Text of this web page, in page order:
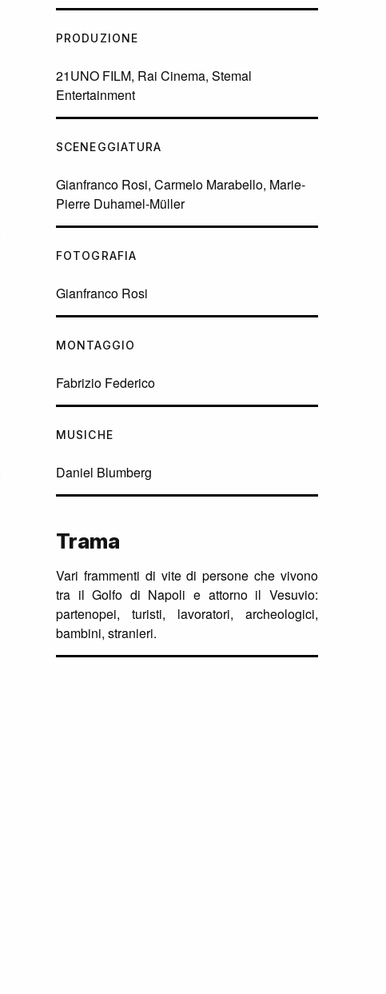
PRODUZIONE
21UNO FILM, Rai Cinema, Stemal
Entertainment
SCENEGGIATURA
Gianfranco Rosi, Carmelo Marabello, Marie-
Pierre Duhamel-Müller
FOTOGRAFIA
Gianfranco Rosi
MONTAGGIO
Fabrizio Federico
MUSICHE
Daniel Blumberg
Trama
Vari frammenti di vite di persone che vivono
tra il Golfo di Napoli e attorno il Vesuvio:
partenopei, turisti, lavoratori, archeologici,
bambini, stranieri.